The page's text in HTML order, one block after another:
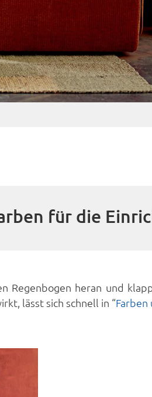
für die
heran und
lässt sich schnell in “Farben